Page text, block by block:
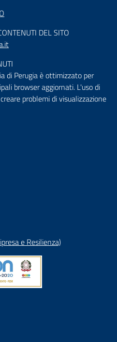
DEL SITO
di Perugia è ottimizzato per
browser aggiornati. L'uso di
problemi di visualizzazione
e Resilienza)